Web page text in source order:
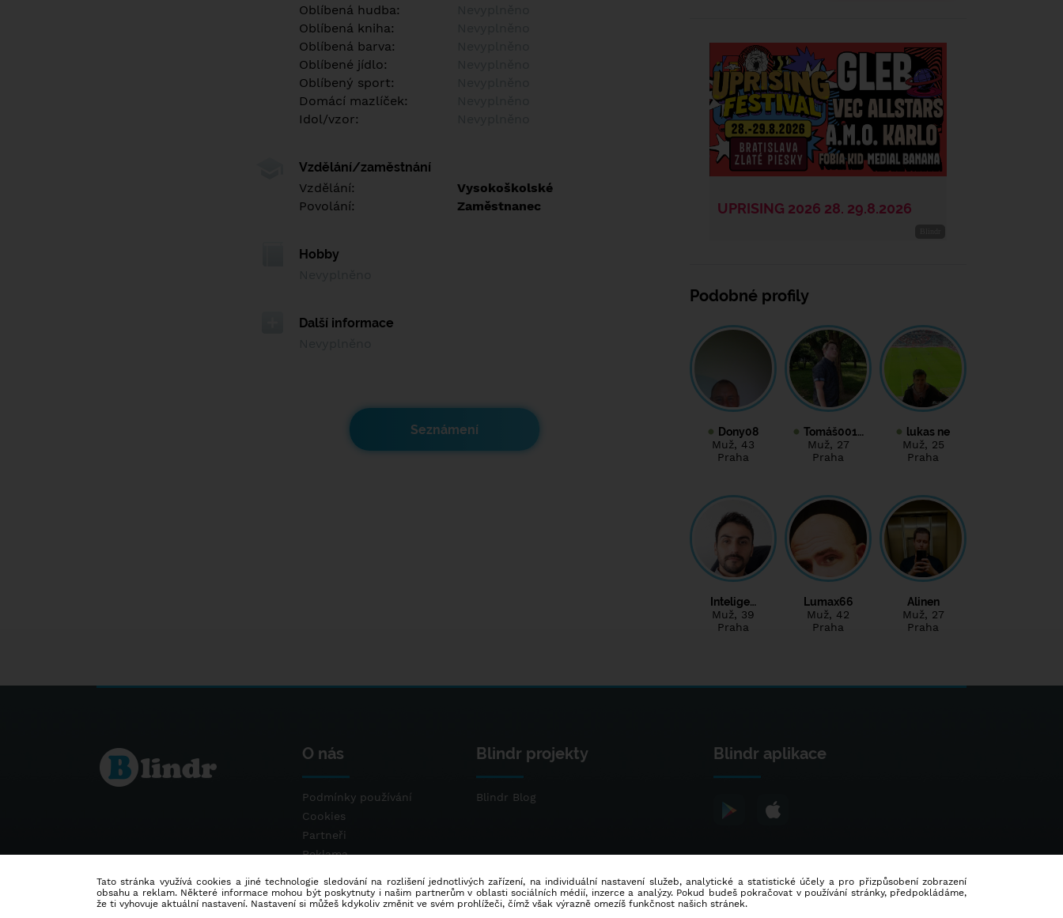
Oblíbená hudba:
Oblíbená kniha:
Oblíbená barva:
Oblíbené jídlo:
Oblíbený sport:
Domácí mazlíček:
Idol/vzor:
Vzdělání/zaměstnání
Vzdělání:
Vysokoškolské
Povolání:
Zaměstnanec
Hobby
Další informace
Seznámení
Podobné profily
Dony08
Muž, 43
Praha
Tomáš001…
Muž, 27
Praha
lukas ne
Muž, 25
Praha
Intelige…
Muž, 39
Praha
Lumax66
Muž, 42
Praha
Alinen
Muž, 27
Praha
O nás
Podmínky používání
Cookies
Partneři
Reklama
Blindr projekty
Blindr Blog
Blindr aplikace
Tato stránka využívá cookies a jiné technologie sledování na rozlišení jednotlivých zařízení, na individuální nastavení služeb, analytické a statistické účely a pro přizpůsobení zobrazení
obsahu a reklam. Některé informace mohou být poskytnuty i našim partnerům v oblasti sociálních médií, inzerce a analýzy. Pokud budeš pokračovat v používání stránky, předpokládáme,
že ti vyhovuje aktuální nastavení. Nastavení si můžeš kdykoliv změnit ve svém prohlížeči, čímž však výrazně omezíš funkčnost našich stránek.